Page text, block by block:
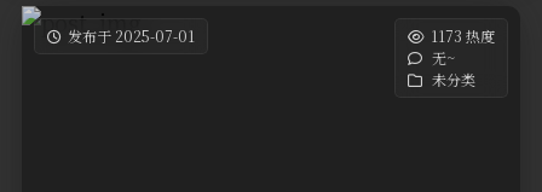
发布于 2025-07-01
1173 热度
无~
未分类